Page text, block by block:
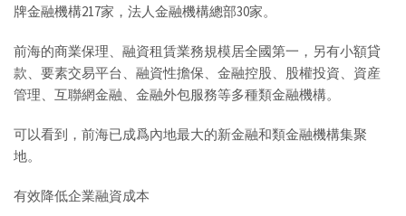
牌金融機構217家，法人金融機構總部30家。
前海的商業保理、融資租賃業務規模居全國第一，另有小額貸
款、要素交易平台、融資性擔保、金融控股、股權投資、資産
管理、互聯網金融、金融外包服務等多種類金融機構。
可以看到，前海已成爲內地最大的新金融和類金融機構集聚
地。
有效降低企業融資成本